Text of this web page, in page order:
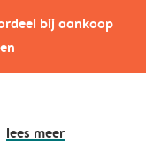
bij aankoop
lees meer